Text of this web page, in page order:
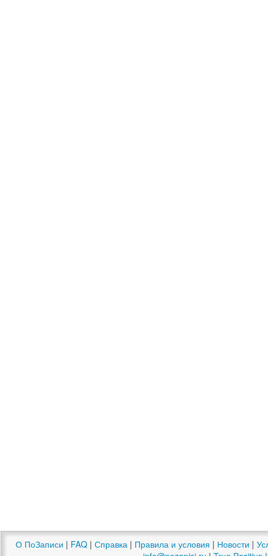
О ПоЗаписи | FAQ | Справка | Правила и условия | Новости |